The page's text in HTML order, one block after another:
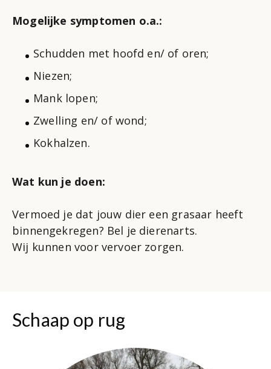
Mogelijke symptomen o.a.:
Schudden met hoofd en/ of oren;
Niezen;
Mank lopen;
Zwelling en/ of wond;
Kokhalzen.
Wat kun je doen:
Vermoed je dat jouw dier een grasaar heeft
binnengekregen? Bel je dierenarts.
Wij kunnen voor vervoer zorgen.
Schaap op rug